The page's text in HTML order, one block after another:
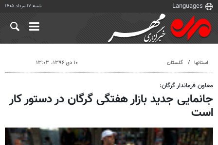
شنبه ۱۷ مرداد ۱۴۰۵
استانها گلستان ۱۰ دی ۱۳۹۶، ۱۳:۰۳
معاون فرماندار گرگان:
جانمایی جدید بازار هفتگی گرگان در دستور کار
است